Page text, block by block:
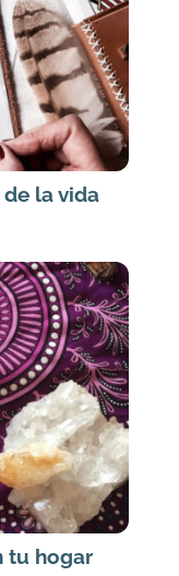
la vida
tu hogar